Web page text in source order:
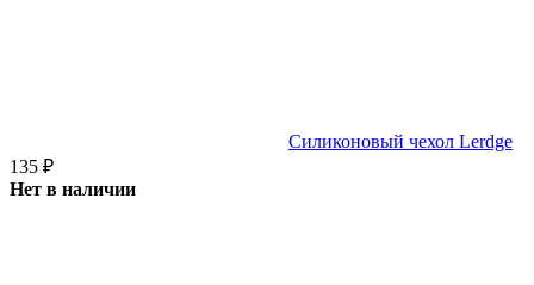
Cиликоновый чехол Lerdge
135 ₽
Нет в наличии